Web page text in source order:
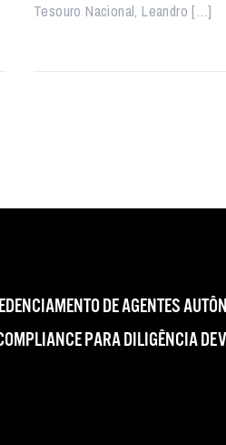
Tesouro Nacional, Leandro […]
DE AGENTES
PARA DILIGÊNCIA